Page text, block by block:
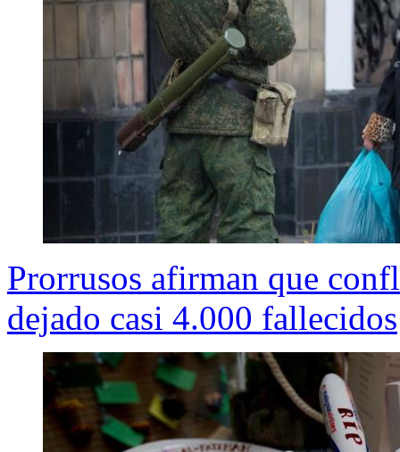
Prorrusos afirman que
dejado casi 4.000 fallecidos